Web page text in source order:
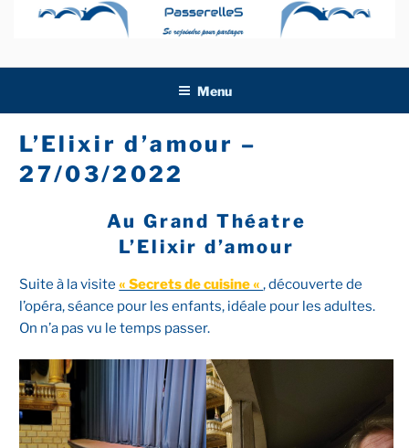
Menu
L’Elixir d’amour –
27/03/2022
Au Grand Théatre
L’Elixir d’amour
Suite à la visite« Secrets de cuisine «, découverte de
l’opéra, séance pour les enfants, idéale pour les adultes.
On n’a pas vu le temps passer.